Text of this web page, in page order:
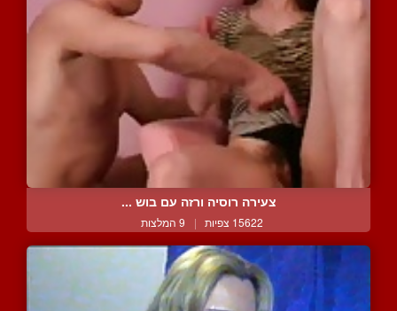
צעירה רוסיה ורזה עם בוש ...
15622 צפיות | 9 המלצות